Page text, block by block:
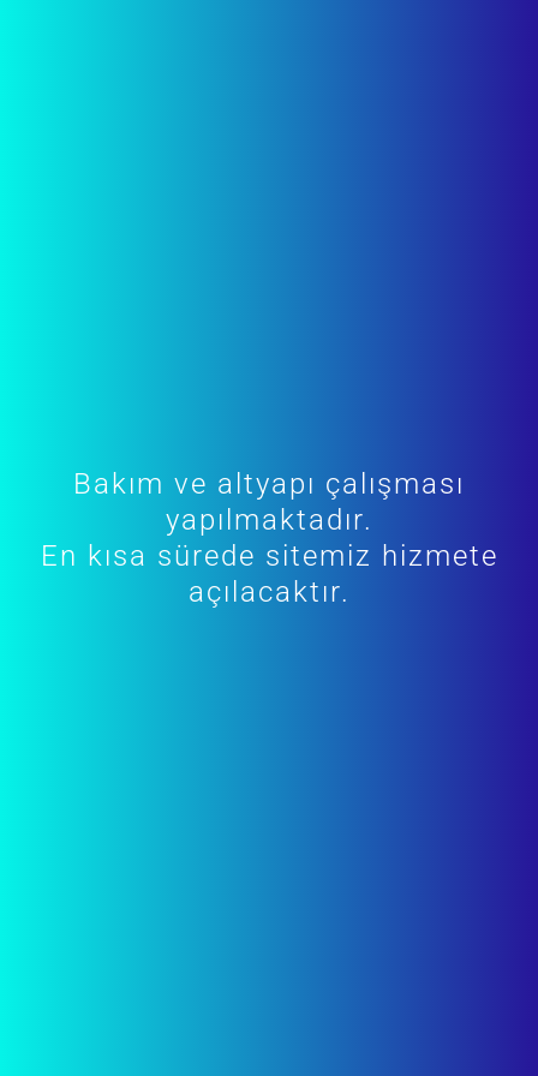
Bakım ve altyapı çalışması
yapılmaktadır.
En kısa sürede sitemiz hizmete
açılacaktır.